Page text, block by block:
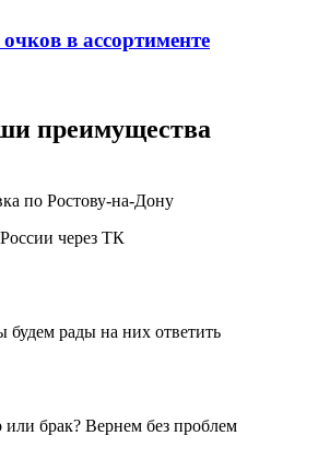
в ассортименте
преимущества
по Ростову-на-Дону
через ТК
рады на них ответить
брак? Вернем без проблем